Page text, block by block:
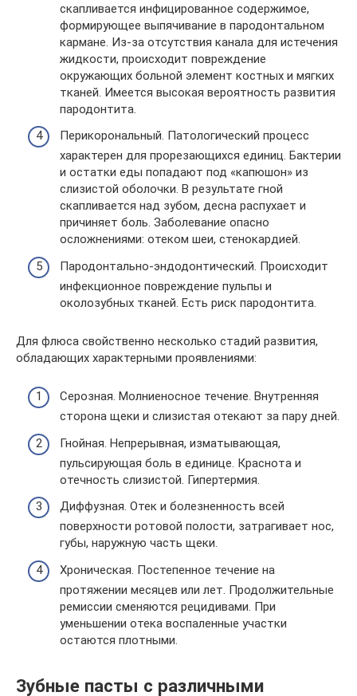
скапливается инфицированное содержимое,
формирующее выпячивание в пародонтальном
кармане. Из-за отсутствия канала для истечения
жидкости, происходит повреждение
окружающих больной элемент костных и мягких
тканей. Имеется высокая вероятность развития
пародонтита.
Перикорональный. Патологический процесс
характерен для прорезающихся единиц. Бактерии
и остатки еды попадают под «капюшон» из
слизистой оболочки. В результате гной
скапливается над зубом, десна распухает и
причиняет боль. Заболевание опасно
осложнениями: отеком шеи, стенокардией.
Пародонтально-эндодонтический. Происходит
инфекционное повреждение пульпы и
околозубных тканей. Есть риск пародонтита.
Для флюса свойственно несколько стадий развития,
обладающих характерными проявлениями:
Серозная. Молниеносное течение. Внутренняя
сторона щеки и слизистая отекают за пару дней.
Гнойная. Непрерывная, изматывающая,
пульсирующая боль в единице. Краснота и
отечность слизистой. Гипертермия.
Диффузная. Отек и болезненность всей
поверхности ротовой полости, затрагивает нос,
губы, наружную часть щеки.
Хроническая. Постепенное течение на
протяжении месяцев или лет. Продолжительные
ремиссии сменяются рецидивами. При
уменьшении отека воспаленные участки
остаются плотными.
Зубные пасты с различными